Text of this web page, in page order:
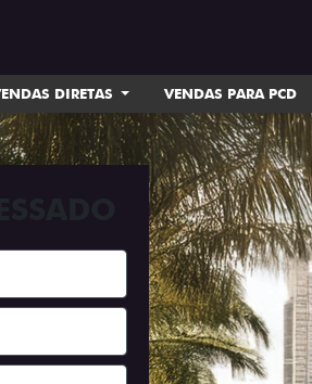
DIRETAS VENDAS PARA PCD